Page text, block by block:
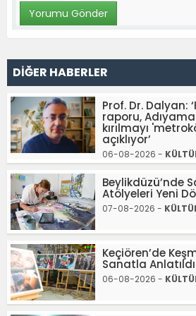
DİĞER HABERLER
Prof. Dr. Dalyan:
raporu,
kırılmayı
açıklıyor’
06-08-2026 -
Beylikdüzü’nde
Atölyeleri Yeni
07-08-2026 -
Keçiören’de
Sanatla Anlatıldı
06-08-2026 -